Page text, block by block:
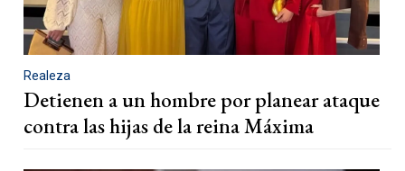
Realeza
Detienen a un hombre por planear ataque
contra las hijas de la reina Máxima